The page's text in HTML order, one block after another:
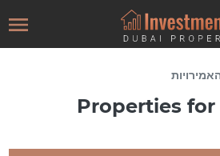
Properties for